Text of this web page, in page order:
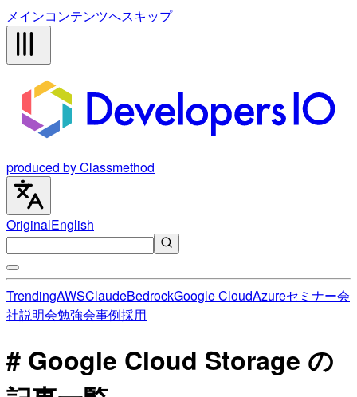
メインコンテンツへスキップ
produced by Classmethod
OriginalEnglish
TrendingAWSClaudeBedrockGoogle CloudAzureセミナー会
社説明会勉強会事例採用
# Google Cloud Storage の